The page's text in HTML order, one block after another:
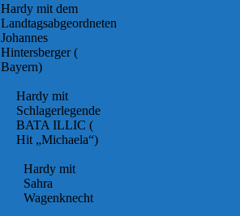
Hardy mit dem
Landtagsabgeordneten
Johannes
Hintersberger (
Bayern)
Hardy mit
Schlagerlegende
BATA ILLIC (
Hit „Michaela“)
Hardy mit
Sahra
Wagenknecht